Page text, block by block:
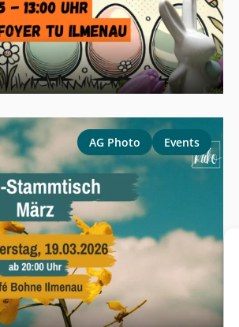
AG Photo Events